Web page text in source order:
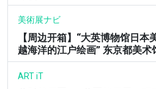
美術展ナビ
【周边开箱】“大英博物馆日
越海洋的江户绘画” 东京都美术
ART iT